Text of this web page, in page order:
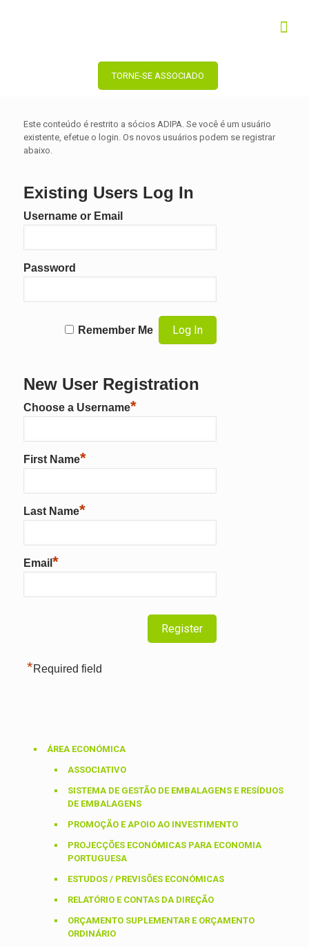
TORNE-SE ASSOCIADO
Este conteúdo é restrito a sócios ADIPA. Se você é um usuário
existente, efetue o login. Os novos usuários podem se registrar
abaixo.
Existing Users Log In
Username or Email
Password
Remember Me
New User Registration
Choose a Username*
First Name*
Last Name*
Email *
*Required field
ÁREA ECONÓMICA
ASSOCIATIVO
SISTEMA DE GESTÃO DE EMBALAGENS E RESÍDUOS
DE EMBALAGENS
PROMOÇÃO E APOIO AO INVESTIMENTO
PROJECÇÕES ECONÓMICAS PARA ECONOMIA
PORTUGUESA
ESTUDOS / PREVISÕES ECONÓMICAS
RELATÓRIO E CONTAS DA DIREÇÃO
ORÇAMENTO SUPLEMENTAR E ORÇAMENTO
ORDINÁRIO